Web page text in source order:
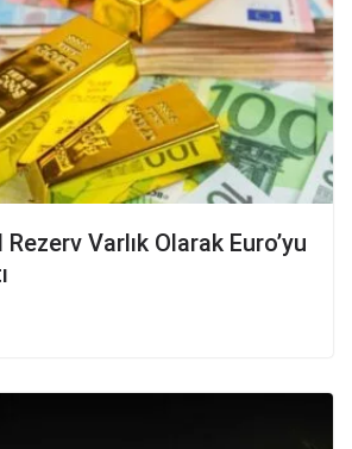
Varlık Olarak Euro’yu